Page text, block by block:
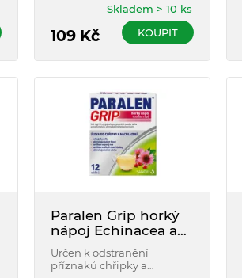
ibuprofen, který se používá
k dočasné úlevě od různých
typů bolesti a ke snížení
109Kč
Skladem > 10 ks
KOUPIT
Paralen Grip horký
nápoj Echinacea a
šípky 500mg/10mg
12 sáčků
Určen k odstranění
příznaků chřipky a